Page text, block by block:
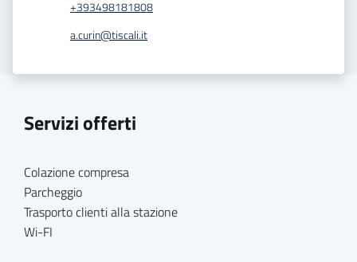
+393498181808
a.curin@tiscali.it
Servizi offerti
Colazione compresa
Parcheggio
Trasporto clienti alla stazione
Wi-FI